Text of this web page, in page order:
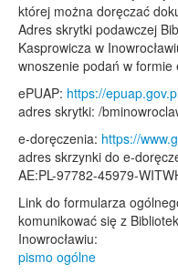
której można doręczać
Adres skrytki podawczej
Kasprowicza w
wnoszenie podań w formie
ePUAP: https://
adres skrytki: /
e-doręczenia: https://
adres skrzynki do e-
AE:PL-97782-45979-
Link do formularza
komunikować się z
Inowrocławiu:
pismo ogólne